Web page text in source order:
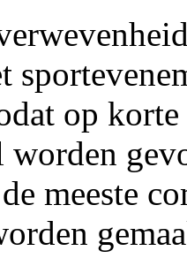
op
meeste